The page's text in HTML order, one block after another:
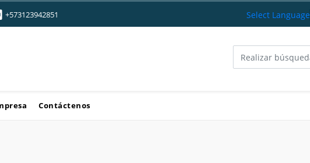
+573123942851 Select Language
Contáctenos